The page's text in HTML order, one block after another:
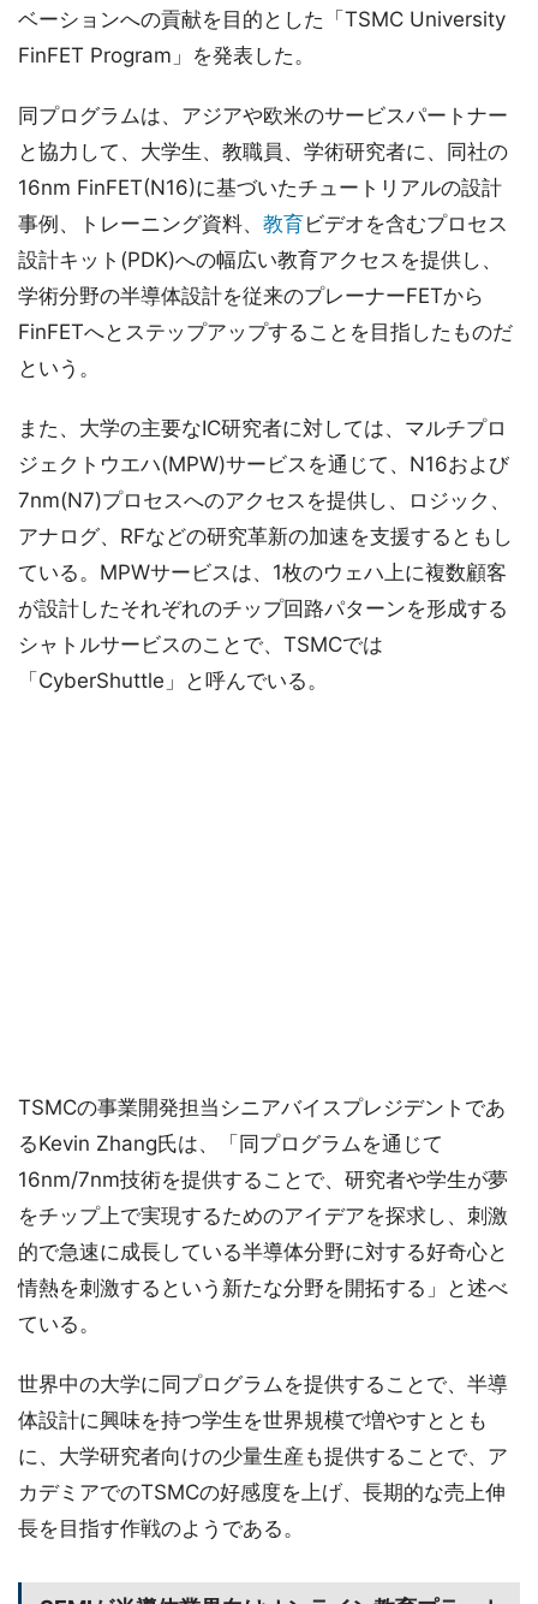
ベーションへの貢献を目的とした「TSMC University
FinFET Program」を発表した。
同プログラムは、アジアや欧米のサービスパートナー
と協力して、大学生、教職員、学術研究者に、同社の
16nm FinFET(N16)に基づいたチュートリアルの設計
事例、トレーニング資料、 教育ビデオを含むプロセス
設計キット(PDK)への幅広い教育アクセスを提供し、
学術分野の半導体設計を従来のプレーナーFETから
FinFETへとステップアップすることを目指したものだ
という。
また、大学の主要なIC研究者に対しては、マルチプロ
ジェクトウエハ(MPW)サービスを通じて、N16および
7nm(N7)プロセスへのアクセスを提供し、ロジック、
アナログ、RFなどの研究革新の加速を支援するともし
ている。MPWサービスは、1枚のウェハ上に複数顧客
が設計したそれぞれのチップ回路パターンを形成する
シャトルサービスのことで、TSMCでは
「CyberShuttle」と呼んでいる。
TSMCの事業開発担当シニアバイスプレジデントであ
るKevin Zhang氏は、「同プログラムを通じて
16nm/7nm技術を提供することで、研究者や学生が夢
をチップ上で実現するためのアイデアを探求し、刺激
的で急速に成長している半導体分野に対する好奇心と
情熱を刺激するという新たな分野を開拓する」と述べ
ている。
世界中の大学に同プログラムを提供することで、半導
体設計に興味を持つ学生を世界規模で増やすととも
に、大学研究者向けの少量生産も提供することで、ア
カデミアでのTSMCの好感度を上げ、長期的な売上伸
長を目指す作戦のようである。